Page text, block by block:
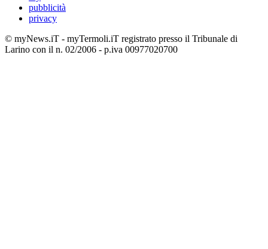
pubblicità
privacy
© myNews.iT - myTermoli.iT registrato presso il Tribunale di
Larino con il n. 02/2006 - p.iva 00977020700